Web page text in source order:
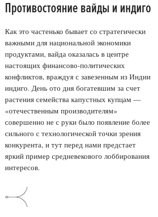
Противостояние вайды и индиго
Как это частенько бывает со стратегически
важными для национальной экономики
продуктами, вайда оказалась в центре
настоящих финансово-политических
конфликтов, враждуя с завезенным из Индии
индиго. День ото дня богатевшим за счет
растения семейства капустных купцам —
«отечественным производителям»
совершенно не с руки было появление более
сильного с технологической точки зрения
конкурента, и тут перед нами предстает
яркий пример средневекового лоббирования
интересов.